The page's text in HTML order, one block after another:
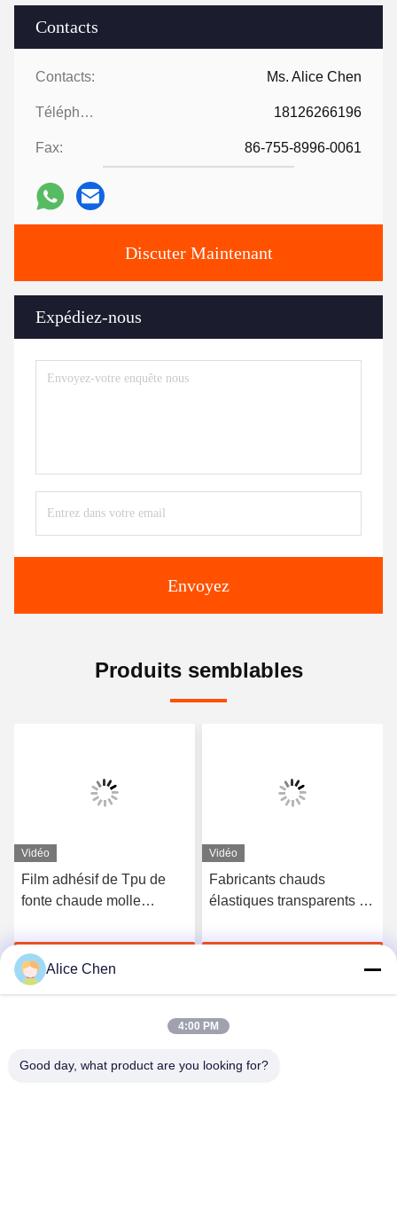
Contacts
Contacts: Ms. Alice Chen
Téléphone: 18126266196
Fax: 86-755-8996-0061
Discuter Maintenant
Expédiez-nous
Envoyez
Produits semblables
Vidéo
Film adhésif de Tpu de
fonte chaude molle
Tpu Polyutethane pour le
tissu Discuter Maintenant
Vidéo
Fabricants chauds
élastiques transparents de
polyuréthane TPU
Alice Chen
4:00 PM
Good day, what product are you looking for?